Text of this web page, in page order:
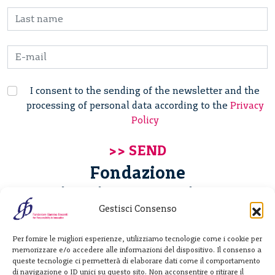
Gestisci Consenso
Per fornire le migliori esperienze, utilizziamo tecnologie come i cookie per
memorizzare e/o accedere alle informazioni del dispositivo. Il consenso a
queste tecnologie ci permetterà di elaborare dati come il comportamento
di navigazione o ID unici su questo sito. Non acconsentire o ritirare il
I consent to the sending of the newsletter and the
processing of personal data according to the Privacy
Policy
Fondazione
Giannino Bassetti ETS
20122 Milano - Italia
T. +39 02 781933